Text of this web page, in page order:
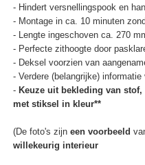
- Hindert versnellingspook en
- Montage in ca. 10 minuten
- Lengte ingeschoven ca. 270
- Perfecte zithoogte door
- Deksel voorzien van
- Verdere (belangrijke) informatie
- Keuze uit bekleding van
met stiksel in kleur**
(De foto's zijn een voorbeeld
willekeurig interieur